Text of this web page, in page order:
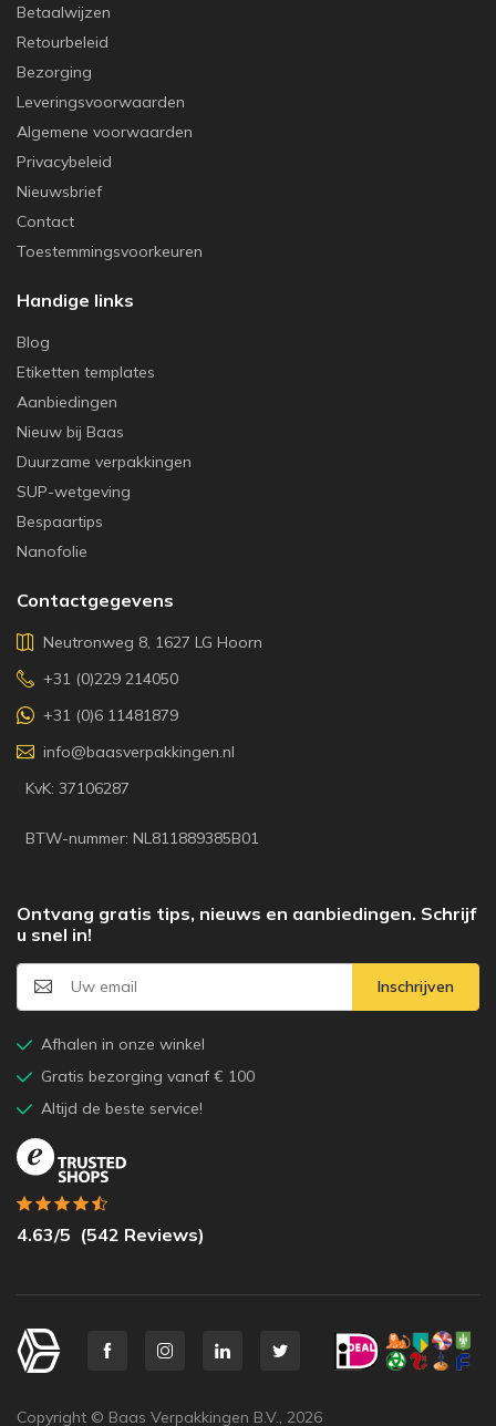
Betaalwijzen
Retourbeleid
Bezorging
Leveringsvoorwaarden
Algemene voorwaarden
Privacybeleid
Nieuwsbrief
Contact
Toestemmingsvoorkeuren
Handige links
Blog
Etiketten templates
Aanbiedingen
Nieuw bij Baas
Duurzame verpakkingen
SUP-wetgeving
Bespaartips
Nanofolie
Contactgegevens
Neutronweg 8, 1627 LG Hoorn
+31 (0)229 214050
+31 (0)6 11481879
info@baasverpakkingen.nl
KvK: 37106287
BTW-nummer: NL811889385B01
Ontvang gratis tips, nieuws en aanbiedingen. Schrijf
u snel in!
Inschrijven
Afhalen in onze winkel
Gratis bezorging vanaf € 100
Altijd de beste service!
4.63/5 (542 Reviews)
Copyright © Baas Verpakkingen B.V., 2026